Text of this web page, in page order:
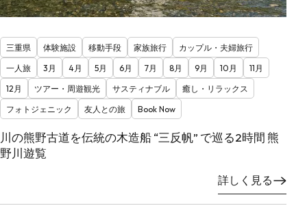
三重県 体験施設 移動手段 家族旅行
カップル・夫婦旅行
一人旅
3月 4月 5月 6月 7月 8月 9月 10月
11月
12月
ツアー・周遊観光 サスティナブル
癒し・リラックス
フォトジェニック
友人との旅 Book Now
川の熊野古道を伝統の木造船 “三反帆” で巡る2時間 熊
野川遊覧
詳しく見る